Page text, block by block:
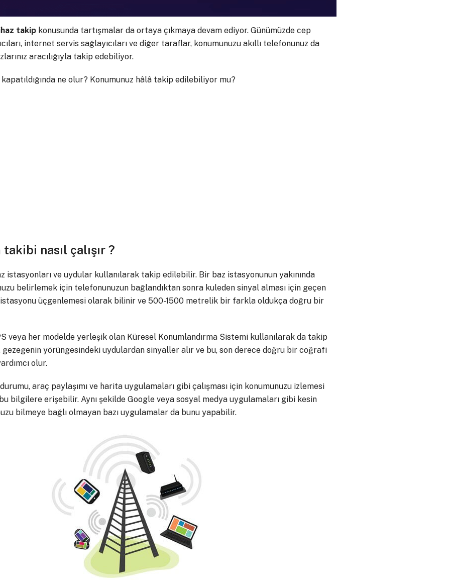
takipkonusunda tartışmalar da ortaya çıkmaya devam ediyor. Günümüzde cep
internet servis sağlayıcıları ve diğer taraflar, konumunuzu akıllı telefonunuz da
aracılığıyla takip edebiliyor.
ne olur? Konumunuz hâlâ takip edilebiliyor mu?
nasıl çalışır ?
istasyonları ve uydular kullanılarak takip edilebilir. Bir baz istasyonunun yakınında
belirlemek için telefonunuzun bağlandıktan sonra kuleden sinyal alması için geçen
istasyonu üçgenlemesi olarak bilinir ve 500-1500 metrelik bir farkla oldukça doğru bir
veya her modelde yerleşik olan Küresel Konumlandırma Sistemi kullanılarak da takip
yörüngesindeki uydulardan sinyaller alır ve bu, son derece doğru bir coğrafi
olur.
araç paylaşımı ve harita uygulamaları gibi çalışması için konumunuzu izlemesi
bilgilere erişebilir. Aynı şekilde Google veya sosyal medya uygulamaları gibi kesin
bilmeye bağlı olmayan bazı uygulamalar da bunu yapabilir.